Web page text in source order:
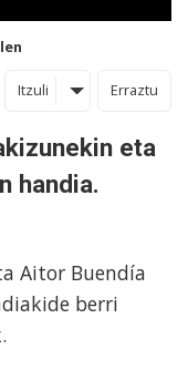
Itzuli Erraztu
eta
handia.
Aitor Buendía
berri